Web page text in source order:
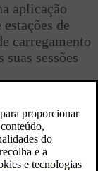
aplicação
de
carregamento
sessões
com o seu